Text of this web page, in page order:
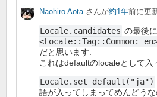
Naohiro Aota さんが約1年前に更
Locale.candidates の最後
<Locale::Tag::Common:
だと思います.
これはdefaultのlocaleとして入
Locale.set_default("ja")
語が入ってしまってめんどう